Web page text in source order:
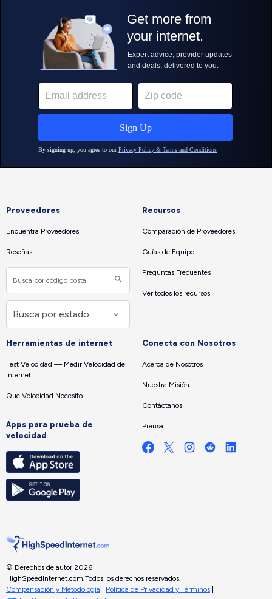
Proveedores
Encuentra Proveedores
Reseñas
Recursos
Comparación de Proveedores
Guías de Equipo
Preguntas Frecuentes
Ver todos los recursos
Herramientas de internet
Test Velocidad — Medir Velocidad de
Internet
Que Velocidad Necesito
Apps para prueba de
velocidad
Conecta con Nosotros
Acerca de Nosotros
Nuestra Misión
Contáctanos
Prensa
© Derechos de autor 2026
HighSpeedInternet.com. Todos los derechos reservados.
Compensación y Metodología
Política de Privacidad y Términos